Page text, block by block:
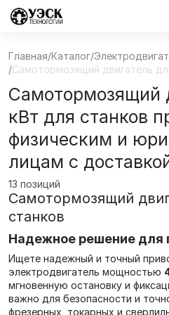
Главная/Каталог/
/Самотормозящий двигатель
Самотормозящий
кВт для станков
физическим и
лицам с
13 позиций
Самотормозящий
станков
Надежное решение
Ищете надежный и точный
электродвигатель мощностью
мгновенную остановку и
важно для безопасности и
фрезерных, токарных и